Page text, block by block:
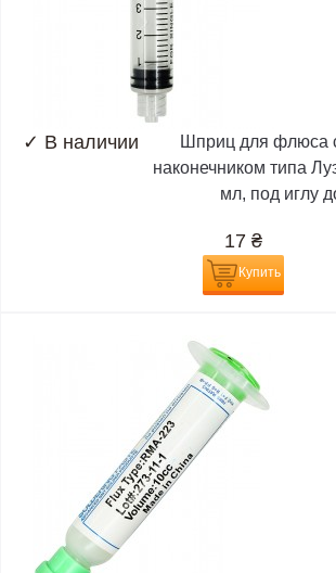
✓ В наличии
Шприц для флюса
наконечником типа
мл, под иглу
17 ₴
Купить